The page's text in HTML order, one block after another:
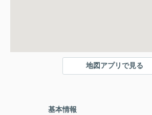
地図アプリで見る
基本情報